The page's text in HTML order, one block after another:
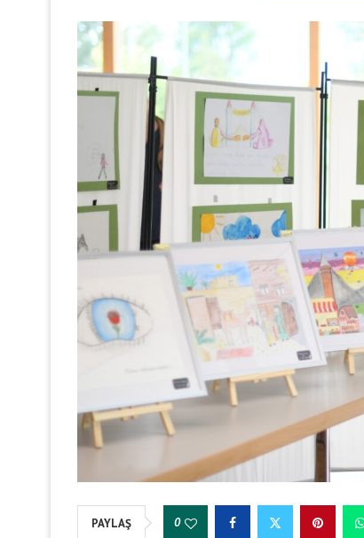
PAYLAŞ 0